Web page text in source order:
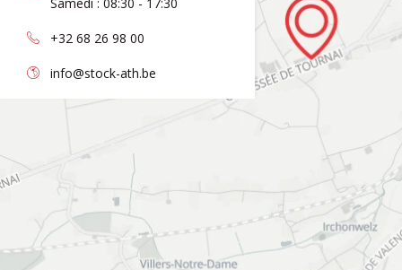
+32 68 26 98 00
info@stock-ath.be